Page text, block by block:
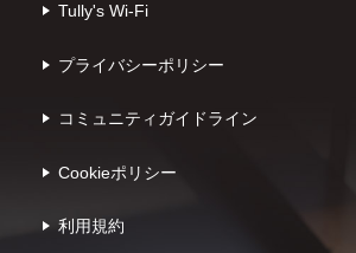
Tully's Wi-Fi
プライバシーポリシー
コミュニティガイドライン
Cookieポリシー
利⽤規約